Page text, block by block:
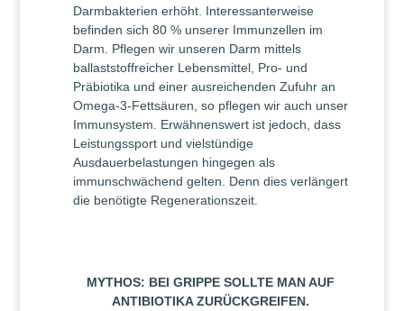
Darmbakterien erhöht. Interessanterweise
befinden sich 80 % unserer Immunzellen im
Darm. Pflegen wir unseren Darm mittels
ballaststoffreicher Lebensmittel, Pro- und
Präbiotika und einer ausreichenden Zufuhr an
Omega-3-Fettsäuren, so pflegen wir auch unser
Immunsystem. Erwähnenswert ist jedoch, dass
Leistungssport und vielstündige
Ausdauerbelastungen hingegen als
immunschwächend gelten. Denn dies verlängert
die benötigte Regenerationszeit.
MYTHOS: BEI GRIPPE SOLLTE MAN AUF
ANTIBIOTIKA ZURÜCKGREIFEN.